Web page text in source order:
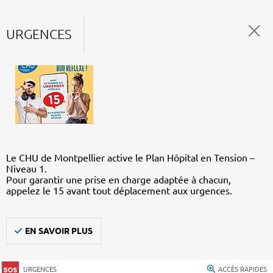
URGENCES
Le CHU de Montpellier active le Plan Hôpital en Tension –
Niveau 1.
Pour garantir une prise en charge adaptée à chacun,
appelez le 15 avant tout déplacement aux urgences.
EN SAVOIR PLUS
URGENCES ACCÈS RAPIDES